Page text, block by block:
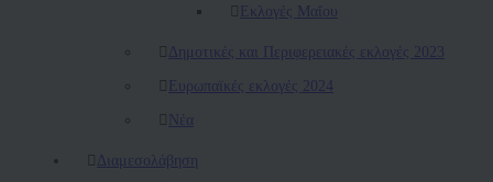
Εκλογές Μαΐου
Δημοτικές και Περιφερειακές εκλογές 2023
Ευρωπαϊκές εκλογές 2024
Νέα
Διαμεσολάβηση